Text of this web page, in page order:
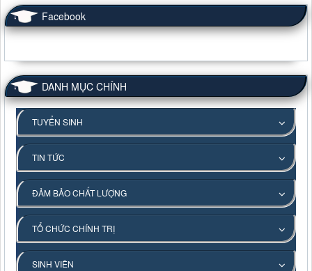
Facebook
DANH MỤC CHÍNH
TUYỂN SINH
TIN TỨC
ĐẢM BẢO CHẤT LƯỢNG
TỔ CHỨC CHÍNH TRỊ
SINH VIÊN